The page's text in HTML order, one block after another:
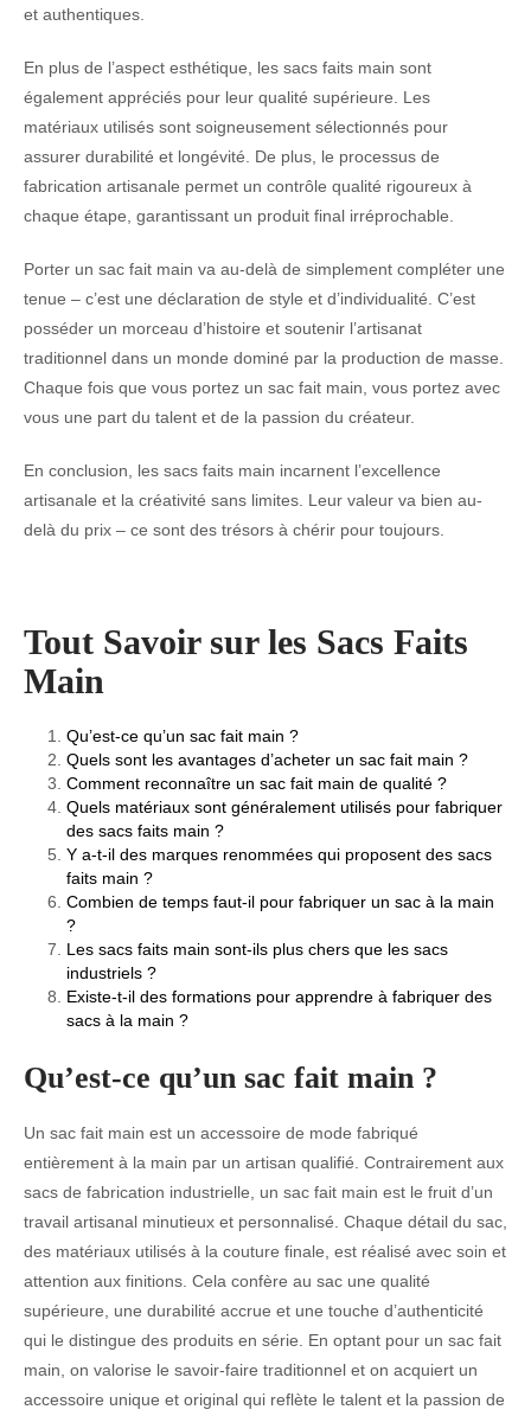
et authentiques.
En plus de l’aspect esthétique, les sacs faits main sont
également appréciés pour leur qualité supérieure. Les
matériaux utilisés sont soigneusement sélectionnés pour
assurer durabilité et longévité. De plus, le processus de
fabrication artisanale permet un contrôle qualité rigoureux à
chaque étape, garantissant un produit final irréprochable.
Porter un sac fait main va au-delà de simplement compléter une
tenue – c’est une déclaration de style et d’individualité. C’est
posséder un morceau d’histoire et soutenir l’artisanat
traditionnel dans un monde dominé par la production de masse.
Chaque fois que vous portez un sac fait main, vous portez avec
vous une part du talent et de la passion du créateur.
En conclusion, les sacs faits main incarnent l’excellence
artisanale et la créativité sans limites. Leur valeur va bien au-
delà du prix – ce sont des trésors à chérir pour toujours.
Tout Savoir sur les Sacs Faits
Main
Qu’est-ce qu’un sac fait main ?
Quels sont les avantages d’acheter un sac fait main ?
Comment reconnaître un sac fait main de qualité ?
Quels matériaux sont généralement utilisés pour fabriquer
des sacs faits main ?
Y a-t-il des marques renommées qui proposent des sacs
faits main ?
Combien de temps faut-il pour fabriquer un sac à la main
?
Les sacs faits main sont-ils plus chers que les sacs
industriels ?
Existe-t-il des formations pour apprendre à fabriquer des
sacs à la main ?
Qu’est-ce qu’un sac fait main ?
Un sac fait main est un accessoire de mode fabriqué
entièrement à la main par un artisan qualifié. Contrairement aux
sacs de fabrication industrielle, un sac fait main est le fruit d’un
travail artisanal minutieux et personnalisé. Chaque détail du sac,
des matériaux utilisés à la couture finale, est réalisé avec soin et
attention aux finitions. Cela confère au sac une qualité
supérieure, une durabilité accrue et une touche d’authenticité
qui le distingue des produits en série. En optant pour un sac fait
main, on valorise le savoir-faire traditionnel et on acquiert un
accessoire unique et original qui reflète le talent et la passion de